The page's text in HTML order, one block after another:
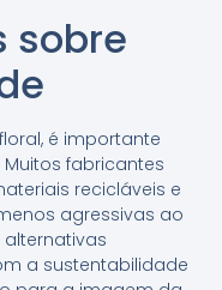
sobre
é importante
fabricantes
recicláveis e
agressivas ao
a sustentabilidade